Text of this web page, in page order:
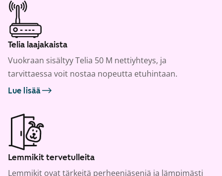
Telia laajakaista
Vuokraan sisältyy Telia 50 M nettiyhteys, ja
tarvittaessa voit nostaa nopeutta etuhintaan.
Lue lisää
Lemmikit tervetulleita
Lemmikit ovat tärkeitä perheenjäseniä ja lämpimästi